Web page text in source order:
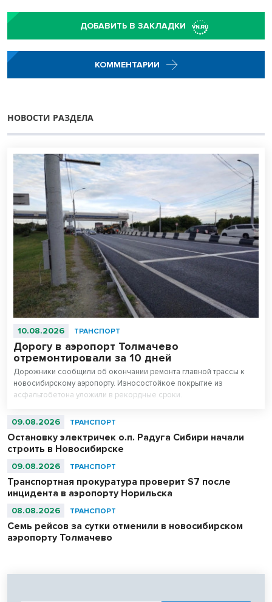
ДОБАВИТЬ В ЗАКЛАДКИ
КОММЕНТАРИИ
НОВОСТИ РАЗДЕЛА
10.08.2026 ТРАНСПОРТ
Дорогу в аэропорт Толмачево
отремонтировали за 10 дней
Дорожники сообщили об окончании ремонта главной трассы к
новосибирскому аэропорту. Износостойкое покрытие из
асфальтобетона уложили в рекордные сроки.
09.08.2026 ТРАНСПОРТ
Остановку электричек о.п. Радуга Сибири начали
строить в Новосибирске
09.08.2026 ТРАНСПОРТ
Транспортная прокуратура проверит S7 после
инцидента в аэропорту Норильска
08.08.2026 ТРАНСПОРТ
Семь рейсов за сутки отменили в новосибирском
аэропорту Толмачево